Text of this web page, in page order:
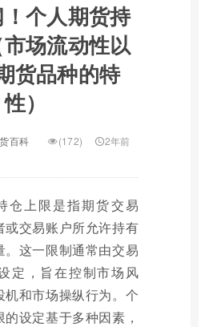
个人期货持
场流动性以
货品种的特
性）
百科 (172) 2年前
仓上限是指期货交易
或交易账户所允许持有
。这一限制通常由交易
定，旨在控制市场风
机和市场操纵行为。个
设定基于多种因素，